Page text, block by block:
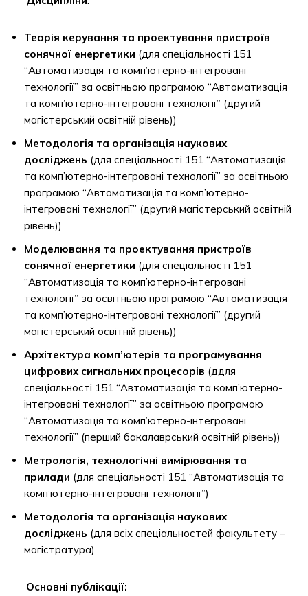
Теорія керування та проектування пристроїв
сонячної енергетики (для спеціальності 151
“Автоматизація та комп’ютерно-інтегровані
технології” за освітньою програмою “Автоматизація
та комп’ютерно-інтегровані технології” (другий
магістерський освітній рівень))
Методологія та організація наукових
досліджень (для спеціальності 151 “Автоматизація
та комп’ютерно-інтегровані технології” за освітньою
програмою “Автоматизація та комп’ютерно-
інтегровані технології” (другий магістерський освітній
рівень))
Моделювання та проектування пристроїв
сонячної енергетики (для спеціальності 151
“Автоматизація та комп’ютерно-інтегровані
технології” за освітньою програмою “Автоматизація
та комп’ютерно-інтегровані технології” (другий
магістерський освітній рівень))
Архітектура комп’ютерів та програмування
цифрових сигнальних процесорів (ддля
спеціальності 151 “Автоматизація та комп’ютерно-
інтегровані технології” за освітньою програмою
“Автоматизація та комп’ютерно-інтегровані
технології” (перший бакалаврський освітній рівень))
Метрологія, технологічні вимірювання та
прилади (для спеціальності 151 “Автоматизація та
комп’ютерно-інтегровані технології”)
Методологія та організація наукових
досліджень (для всіх спеціальностей факультету –
магістратура)
Основні публікації: